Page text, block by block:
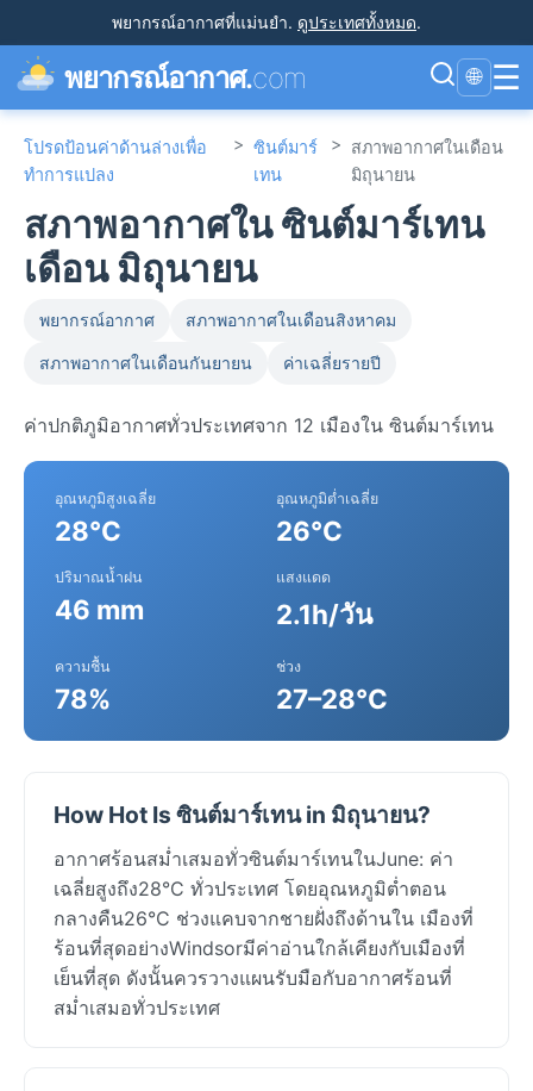
พยากรณ์อากาศที่แม่นยำ. ดูประเทศทั้งหมด.
พยากรณ์อากาศ.com 🌐 ☰
โปรดป้อนค่าด้านล่างเพื่อ
ทำการแปลง
> ซินต์มาร์
เทน
> สภาพอากาศในเดือน
มิถุนายน
สภาพอากาศใน ซินต์มาร์เทน
เดือน มิถุนายน
พยากรณ์อากาศ สภาพอากาศในเดือนสิงหาคม
สภาพอากาศในเดือนกันยายน ค่าเฉลี่ยรายปี
ค่าปกติภูมิอากาศทั่วประเทศจาก 12 เมืองใน ซินต์มาร์เทน
อุณหภูมิสูงเฉลี่ย
28°C
อุณหภูมิต่ำเฉลี่ย
26°C
ปริมาณน้ำฝน
46 mm
แสงแดด
2.1h/วัน
ความชื้น
78%
ช่วง
27–28°C
How Hot Is ซินต์มาร์เทน in มิถุนายน?
อากาศร้อนสม่ำเสมอทั่วซินต์มาร์เทนในJune: ค่า
เฉลี่ยสูงถึง28°C ทั่วประเทศ โดยอุณหภูมิต่ำตอน
กลางคืน26°C ช่วงแคบจากชายฝั่งถึงด้านใน เมืองที่
ร้อนที่สุดอย่างWindsorมีค่าอ่านใกล้เคียงกับเมืองที่
เย็นที่สุด ดังนั้นควรวางแผนรับมือกับอากาศร้อนที่
สม่ำเสมอทั่วประเทศ